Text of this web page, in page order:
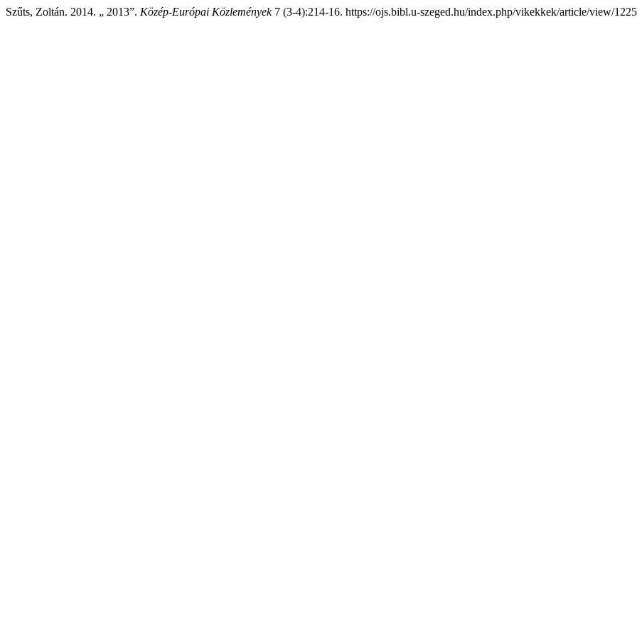
Szűts, Zoltán. 2014. „ 2013”. Közép-Európai Közlemények7 (3-4):214-16. https://ojs.bibl.u-szeged.hu/index.php/vikekkek/article/view/